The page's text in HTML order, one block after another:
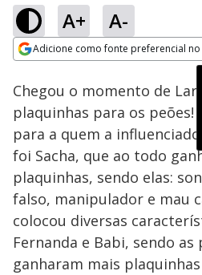
A+ A-
Adicione como fonte preferencial no
Ativar
Loaded:
9.62%
Chegou o momento de
plaquinhas para os peões!
para a quem a
foi Sacha, que ao todo
plaquinhas, sendo elas:
falso, manipulador e mau
colocou diversas
Fernanda e Babi, sendo
ganharam mais